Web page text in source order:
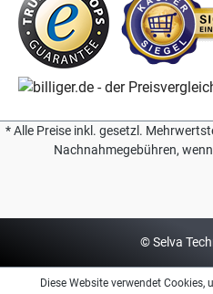
* Alle Preise inkl. gesetzl.
Nachnahmegebühren,
© Selva
Diese Website verwendet